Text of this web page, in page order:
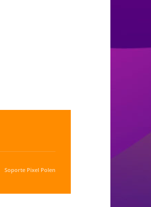
Soporte Pixel Polen